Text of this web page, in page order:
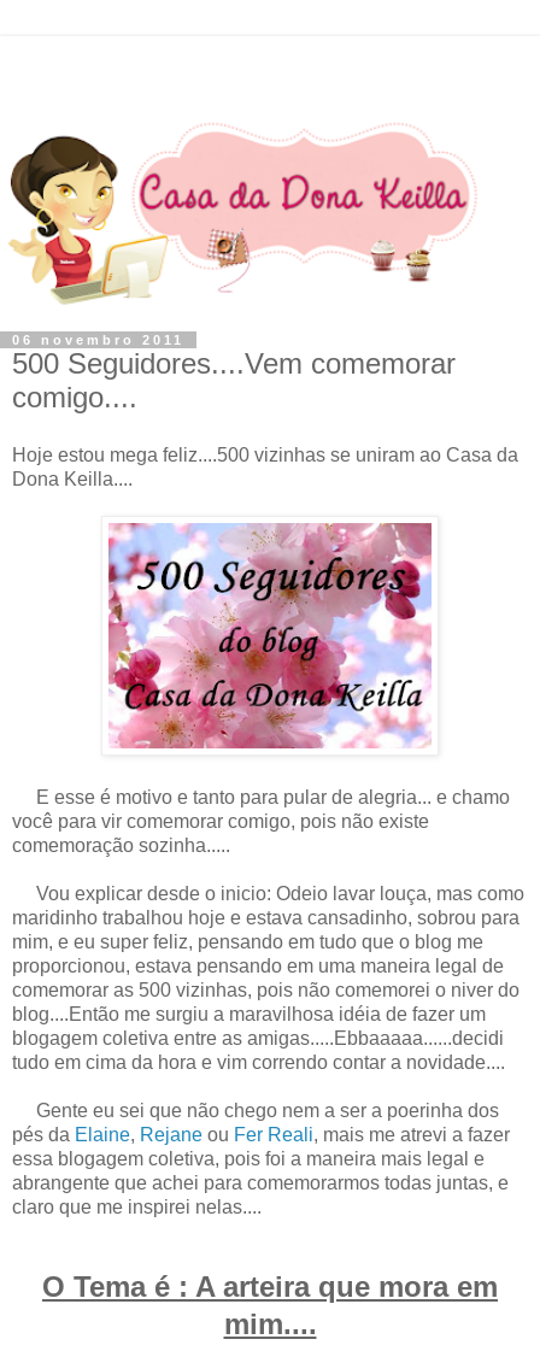
06 novembro 2011
500 Seguidores....Vem comemorar
comigo....
Hoje estou mega feliz....500 vizinhas se uniram ao Casa da
Dona Keilla....
E esse é motivo e tanto para pular de alegria... e chamo
você para vir comemorar comigo, pois não existe
comemoração sozinha.....
Vou explicar desde o inicio: Odeio lavar louça, mas como
maridinho trabalhou hoje e estava cansadinho, sobrou para
mim, e eu super feliz, pensando em tudo que o blog me
proporcionou, estava pensando em uma maneira legal de
comemorar as 500 vizinhas, pois não comemorei o niver do
blog....Então me surgiu a maravilhosa idéia de fazer um
blogagem coletiva entre as amigas.....Ebbaaaaa......decidi
tudo em cima da hora e vim correndo contar a novidade....
Gente eu sei que não chego nem a ser a poerinha dos
pés da Elaine, Rejane ou Fer Reali, mais me atrevi a fazer
essa blogagem coletiva, pois foi a maneira mais legal e
abrangente que achei para comemorarmos todas juntas, e
claro que me inspirei nelas....
O Tema é : A arteira que mora em
mim....